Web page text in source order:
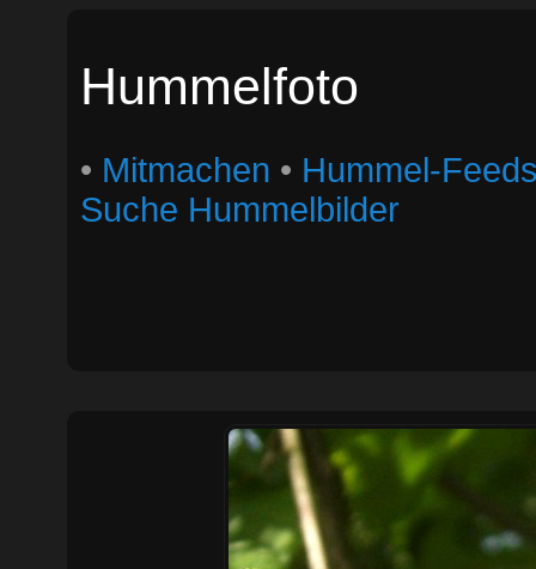
Hummelfoto
• Mitmachen • Hummel-
Suche Hummelbilder